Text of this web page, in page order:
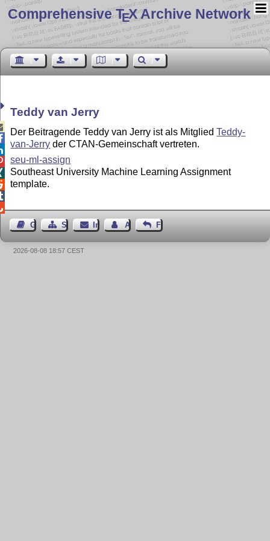
Comprehensive TEX Archive Network
Teddy van Jerry
Der Beitragende Teddy van Jerry ist als MitgliedTeddy-
van-Jerry der CTAN-Gemeinschaft vertreten.
seu-ml-assign
Southeast University Machine Learning Assignment
template.
GästebuchSeiten-Struktur
ImpressumAutor kontaktieren
Feedback
2026-08-08 18:57 CEST